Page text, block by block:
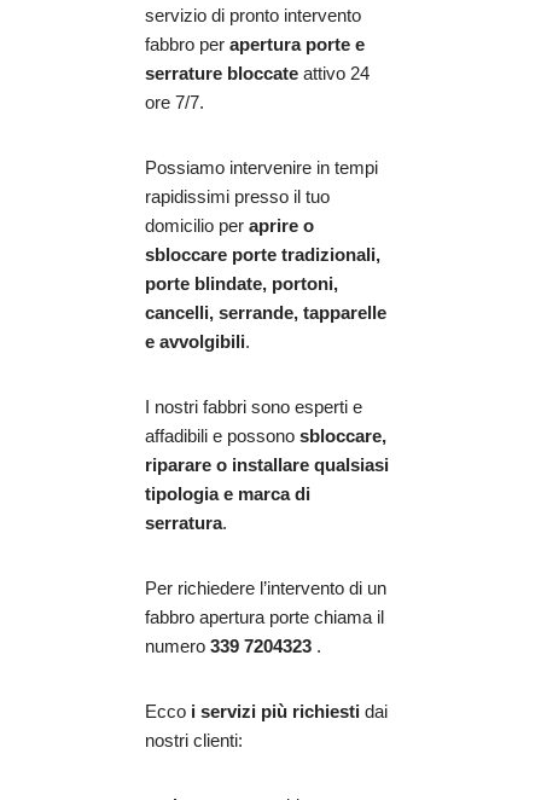
servizio di pronto intervento
fabbro per apertura porte e
serrature bloccate attivo 24
ore 7/7.
Possiamo intervenire in tempi
rapidissimi presso il tuo
domicilio per aprire o
sbloccare porte tradizionali,
porte blindate, portoni,
cancelli, serrande, tapparelle
e avvolgibili.
I nostri fabbri sono esperti e
affadibili e possono sbloccare,
riparare o installare qualsiasi
tipologia e marca di
serratura.
Per richiedere l’intervento di un
fabbro apertura porte chiama il
numero 339 7204323 .
Ecco i servizi più richiesti dai
nostri clienti: